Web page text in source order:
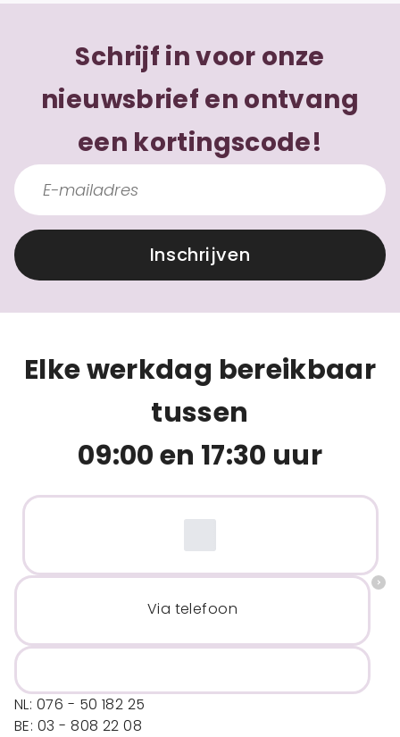
Schrijf in voor onze
nieuwsbrief en ontvang
een kortingscode!
Inschrijven
Elke werkdag bereikbaar
tussen
09:00 en 17:30 uur
Via telefoon
NL: 076 - 50 182 25
BE: 03 - 808 22 08